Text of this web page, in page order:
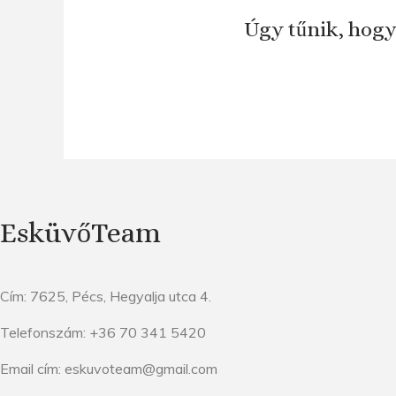
Úgy tűnik,
EsküvőTeam
Cím: 7625, Pécs, Hegyalja utca 4.
Telefonszám: +36 70 341 5420
Email cím: eskuvoteam@gmail.com